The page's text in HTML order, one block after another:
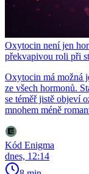
Oxytocin není jen
překvapivou roli při
Oxytocin má možná
ze všech hormonů.
se téměř jistě objeví
mnohem méně
Kód Enigma
dnes, 12:14